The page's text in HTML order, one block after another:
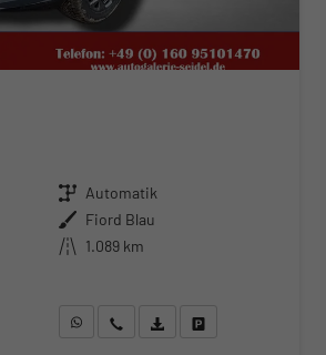
Getriebe Automatik
Außenfarbe Fiord Blau
Kilometerstand 1.089 km
WhatsApp anfragen
Wir rufen Sie anFahrzeugexposé (PDF)
Fahrzeug parken